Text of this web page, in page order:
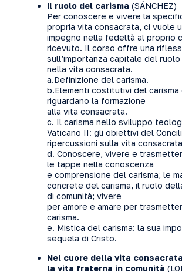
Il ruolo del carisma (SÁNCHEZ)
Per conoscere e vivere la
propria vita consacrata, ci vuole
impegno nella fedeltà al proprio
ricevuto. Il corso offre una
sull’importanza capitale del ruolo
nella vita consacrata.
a.Definizione del carisma.
b.Elementi costitutivi del carisma
riguardano la formazione
alla vita consacrata.
c. Il carisma nello sviluppo
Vaticano II: gli obiettivi del
ripercussioni sulla vita
d. Conoscere, vivere e
le tappe nella conoscenza
e comprensione del carisma; le
concrete del carisma, il ruolo
di comunità; vivere
per amore e amare per
carisma.
e. Mistica del carisma: la sua
sequela di Cristo.
Nel cuore della vita
la vita fraterna in comunità